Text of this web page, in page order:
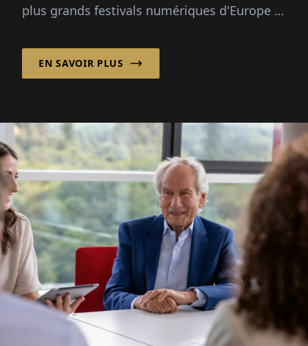
plus grands festivals numériques d'Europe :
pas de grand plan.
EN SAVOIR PLUS